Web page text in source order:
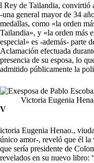
l Rey de Tailandia, convirtió
-una general mayor de 34
medallas, como «la orden
Tailandia», y «la orden más
especial» es -además- parte
Aclamación efectuada
presencia de su esposa, lo
admitido públicamente la
Victoria Eugenia
V
ictoria Eugenia Henao.,
único amor-, reveló que él
que sería presidente de
revelados en su nuevo libro: